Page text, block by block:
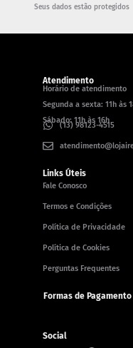
Seus dados estão protegidos
Atendimento
Horário de atendimento
Segunda a sexta: 11h às
Sábado: 11h às 16h
(13) 98123-4515
Links Úteis
Fale Conosco
Termos e Condições
Política de Privacidade
Política de Cookies
Perguntas Frequentes
Formas de Pagamento
Social